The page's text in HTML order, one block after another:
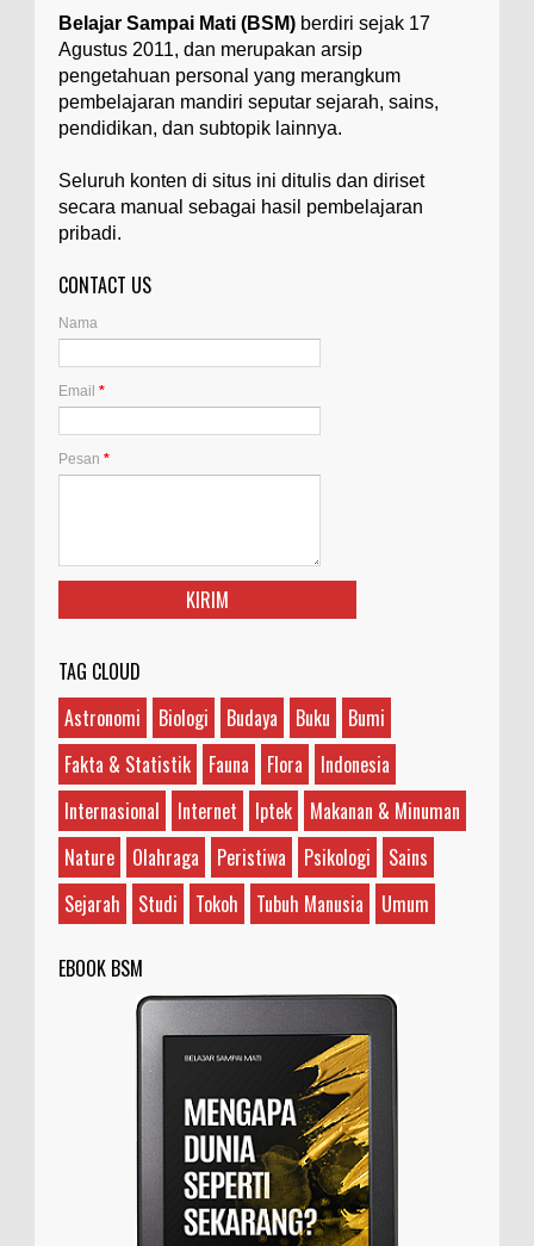
Belajar Sampai Mati (BSM) berdiri sejak 17
Agustus 2011, dan merupakan arsip
pengetahuan personal yang merangkum
pembelajaran mandiri seputar sejarah, sains,
pendidikan, dan subtopik lainnya.
Seluruh konten di situs ini ditulis dan diriset
secara manual sebagai hasil pembelajaran
pribadi.
CONTACT US
Nama
Email *
Pesan *
TAG CLOUD
Astronomi
Biologi Budaya Buku
Bumi
Fakta & Statistik
Fauna Flora
Indonesia
Internasional
Internet Iptek
Makanan & Minuman
Nature
Olahraga Peristiwa Psikologi
Sains
Sejarah
Studi Tokoh Tubuh Manusia Umum
EBOOK BSM